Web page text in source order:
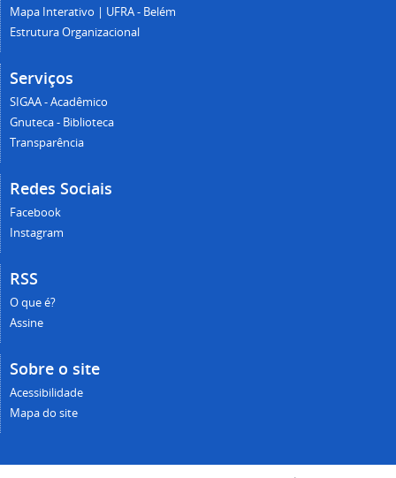
Mapa Interativo | UFRA - Belém
Estrutura Organizacional
Serviços
SIGAA - Acadêmico
Gnuteca - Biblioteca
Transparência
Redes Sociais
Facebook
Instagram
RSS
O que é?
Assine
Sobre o site
Acessibilidade
Mapa do site